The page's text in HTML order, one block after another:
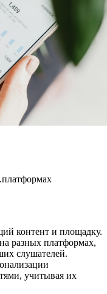
контент и площадку.
разных платформах,
слушателей.
учитывая их